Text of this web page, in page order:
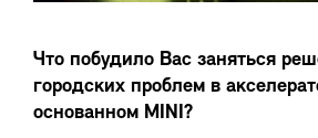
Что побудило Вас заняться
городских проблем в
основанном MINI?